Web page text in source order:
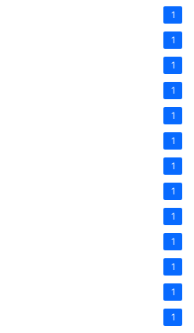
1
1
1
1
1
1
1
1
1
1
1
1
1